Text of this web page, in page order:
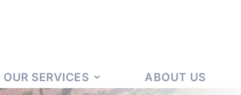
OUR SERVICES ABOUT US